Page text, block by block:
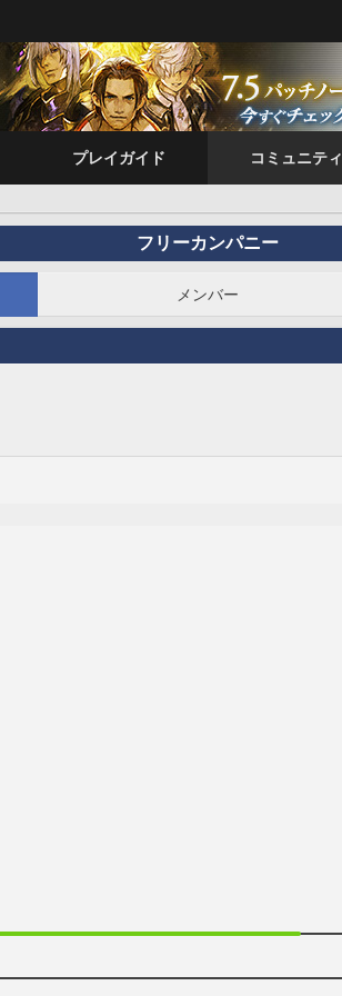
プレイガイド コミュニティ
フリーカンパニー
メンバー